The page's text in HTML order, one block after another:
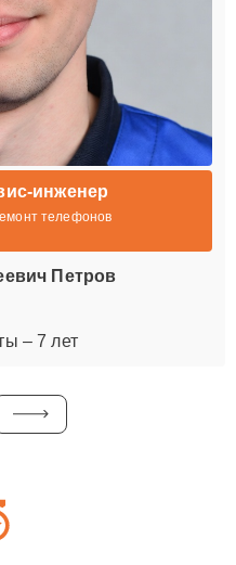
инженер
телефонов
Петров
– 7 лет